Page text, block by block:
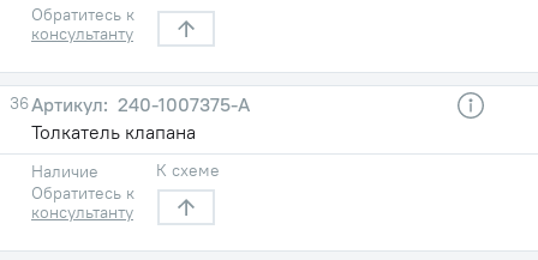
Обратитесь к
консультанту
36
240-1007375-А
Толкатель клапана
Наличие
Обратитесь к
консультанту
К схеме